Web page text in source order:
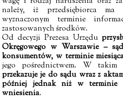
należy, iż przedsiębiorca ma
wyznaczonym terminie
zastosowanych środków.
Od decyzji Prezesa Urzędu
Okręgowego w Warszawie –
konsumentów, w terminie
jego pośrednictwem. W takim
przekazuje je do sądu wraz z
później jednak niż w terminie
wniesienia.